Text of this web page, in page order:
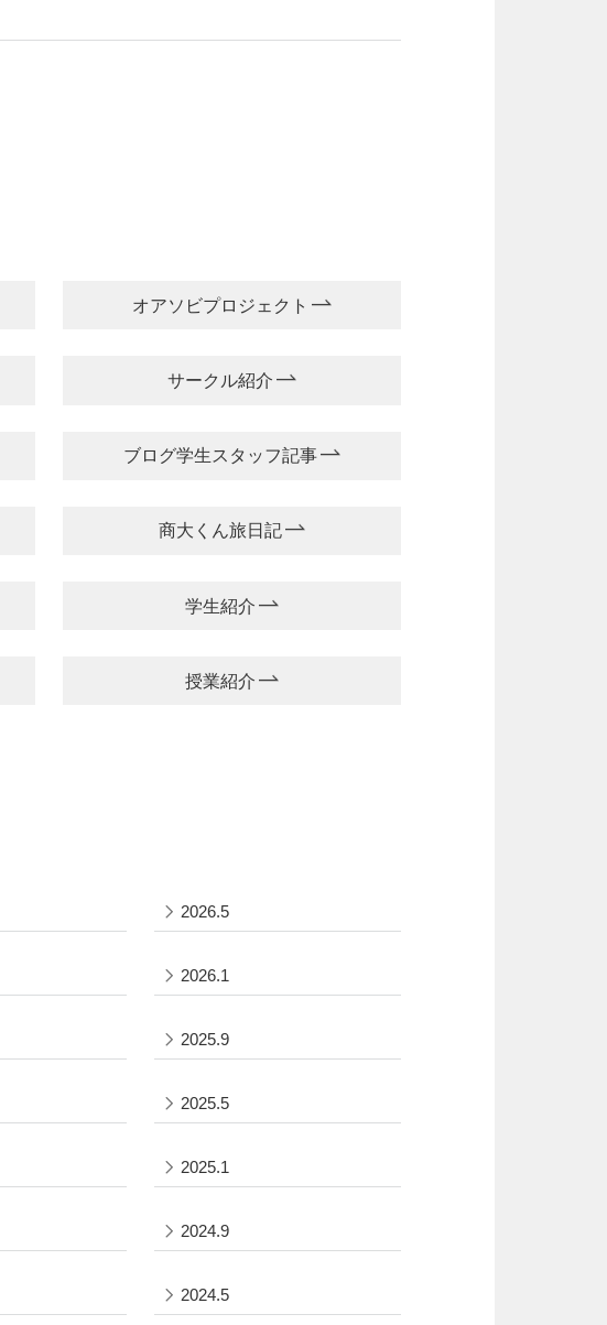
オアソビプロジェクト
サークル紹介
ブログ学生スタッフ記事
商大くん旅日記
学生紹介
授業紹介
2026.5
2026.1
2025.9
2025.5
2025.1
2024.9
2024.5